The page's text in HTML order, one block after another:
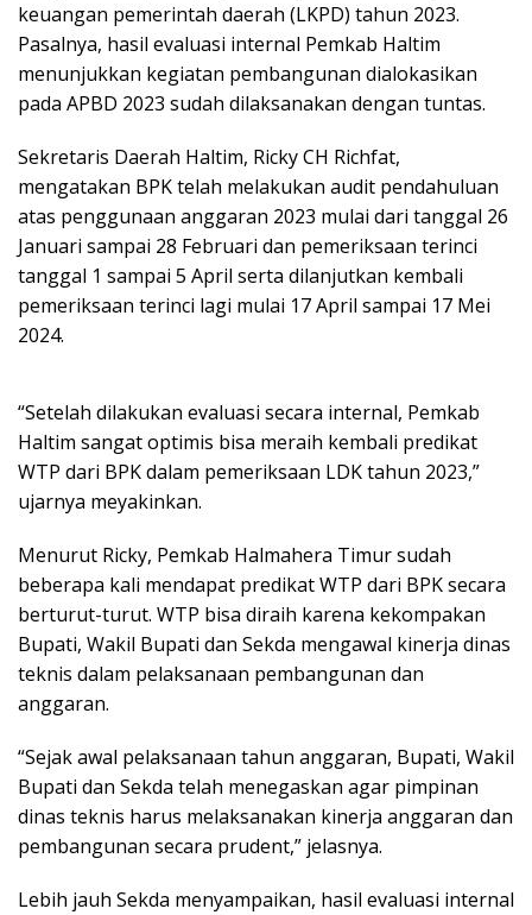
keuangan pemerintah daerah (LKPD) tahun 2023.
Pasalnya, hasil evaluasi internal Pemkab Haltim
menunjukkan kegiatan pembangunan dialokasikan
pada APBD 2023 sudah dilaksanakan dengan tuntas.
Sekretaris Daerah Haltim, Ricky CH Richfat,
mengatakan BPK telah melakukan audit pendahuluan
atas penggunaan anggaran 2023 mulai dari tanggal 26
Januari sampai 28 Februari dan pemeriksaan terinci
tanggal 1 sampai 5 April serta dilanjutkan kembali
pemeriksaan terinci lagi mulai 17 April sampai 17 Mei
2024.
“Setelah dilakukan evaluasi secara internal, Pemkab
Haltim sangat optimis bisa meraih kembali predikat
WTP dari BPK dalam pemeriksaan LDK tahun 2023,”
ujarnya meyakinkan.
Menurut Ricky, Pemkab Halmahera Timur sudah
beberapa kali mendapat predikat WTP dari BPK secara
berturut-turut. WTP bisa diraih karena kekompakan
Bupati, Wakil Bupati dan Sekda mengawal kinerja dinas
teknis dalam pelaksanaan pembangunan dan
anggaran.
“Sejak awal pelaksanaan tahun anggaran, Bupati, Wakil
Bupati dan Sekda telah menegaskan agar pimpinan
dinas teknis harus melaksanakan kinerja anggaran dan
pembangunan secara prudent,” jelasnya.
Lebih jauh Sekda menyampaikan, hasil evaluasi internal